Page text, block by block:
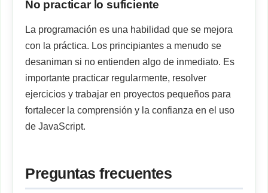
No practicar lo suficiente
La programación es una habilidad que se mejora
con la práctica. Los principiantes a menudo se
desaniman si no entienden algo de inmediato. Es
importante practicar regularmente, resolver
ejercicios y trabajar en proyectos pequeños para
fortalecer la comprensión y la confianza en el uso
de JavaScript.
Preguntas frecuentes